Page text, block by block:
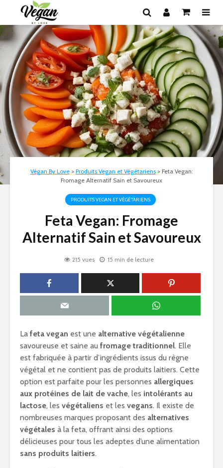
Végan By Love> Produits Vegan et Végétariens> Feta Vegan:
Fromage Alternatif Sain et Savoureux
PRODUITS VEGAN ET VÉGÉTARIENS
Feta Vegan: Fromage
Alternatif Sain et Savoureux
215 vues 15 min de lecture
La feta vegan est une alternative végétalienne
savoureuse et saine au fromage traditionnel. Elle
est fabriquée à partir d’ingrédients issus du règne
végétal et ne contient pas de produits laitiers. Cette
option est parfaite pour les personnes allergiques
aux protéines de lait de vache, les intolérants au
lactose, les végétaliens et les vegans. Il existe de
nombreuses marques proposant des alternatives
végétales à la feta, offrant ainsi des options
délicieuses pour tous les adeptes d’une alimentation
sans produits laitiers.